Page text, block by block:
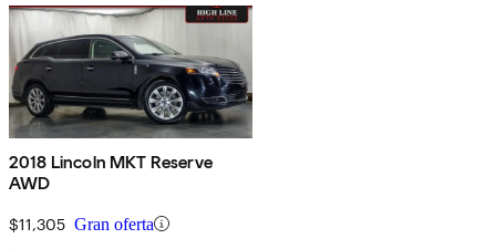
2018 Lincoln MKT Reserve
AWD
$11,305 Gran oferta